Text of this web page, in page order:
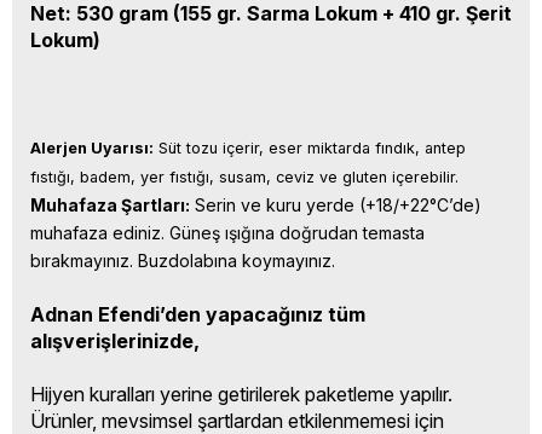
Net: 530 gram (155 gr. Sarma Lokum + 410 gr. Şerit
Lokum)
Alerjen Uyarısı: Süt tozu içerir, eser miktarda fındık, antep
fıstığı, badem, yer fıstığı, susam, ceviz ve gluten içerebilir.
Muhafaza Şartları: Serin ve kuru yerde (+18/+22°C’de)
muhafaza ediniz. Güneş ışığına doğrudan temasta
bırakmayınız. Buzdolabına koymayınız.
Adnan Efendi’den yapacağınız tüm
alışverişlerinizde,
Hijyen kuralları yerine getirilerek paketleme yapılır.
Ürünler, mevsimsel şartlardan etkilenmemesi için